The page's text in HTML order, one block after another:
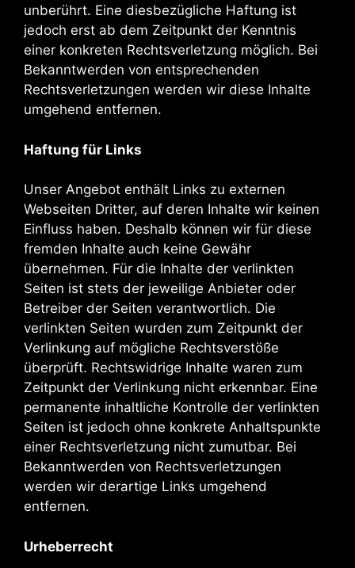
unberührt. Eine diesbezügliche Haftung ist
jedoch erst ab dem Zeitpunkt der Kenntnis
einer konkreten Rechtsverletzung möglich. Bei
Bekanntwerden von entsprechenden
Rechtsverletzungen werden wir diese Inhalte
umgehend entfernen.
Haftung für Links
Unser Angebot enthält Links zu externen
Webseiten Dritter, auf deren Inhalte wir keinen
Einfluss haben. Deshalb können wir für diese
fremden Inhalte auch keine Gewähr
übernehmen. Für die Inhalte der verlinkten
Seiten ist stets der jeweilige Anbieter oder
Betreiber der Seiten verantwortlich. Die
verlinkten Seiten wurden zum Zeitpunkt der
Verlinkung auf mögliche Rechtsverstöße
überprüft. Rechtswidrige Inhalte waren zum
Zeitpunkt der Verlinkung nicht erkennbar. Eine
permanente inhaltliche Kontrolle der verlinkten
Seiten ist jedoch ohne konkrete Anhaltspunkte
einer Rechtsverletzung nicht zumutbar. Bei
Bekanntwerden von Rechtsverletzungen
werden wir derartige Links umgehend
entfernen.
Urheberrecht